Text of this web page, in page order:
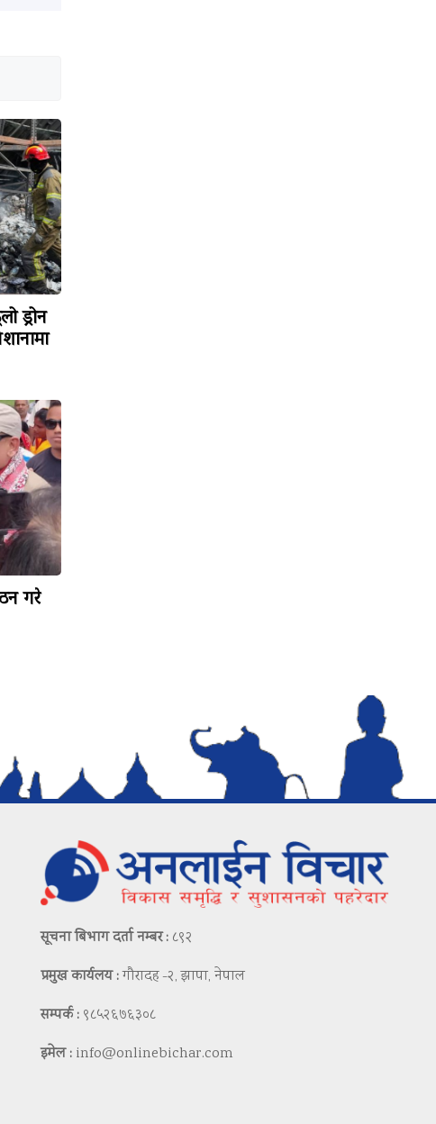
ड्रोन
गरे
सूचना बिभाग दर्ता नम्बर : ८९२
प्रमुख कार्यलय :गौरादह -२, झापा, नेपाल
सम्पर्क : ९८५२६७६३०८
इमेल : info@onlinebichar.com